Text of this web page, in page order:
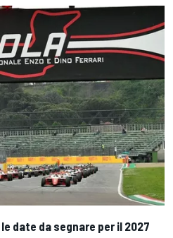
date da segnare per il 2027